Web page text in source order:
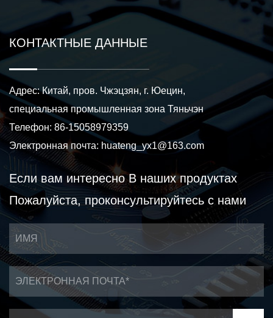
КОНТАКТНЫЕ ДАННЫЕ
Адрес: Китай, пров. Чжэцзян, г. Юецин,
специальная промышленная зона Тяньчэн
Телефон: 86-15058979359
Электронная почта: huateng_yx1@163.com
Если вам интересноВ наших продуктах
Пожалуйста, проконсультируйтесь с нами